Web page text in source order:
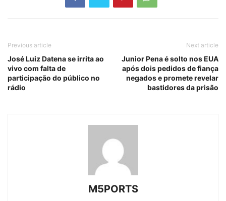
Previous article
José Luiz Datena se irrita ao
vivo com falta de
participação do público no
rádio
Next article
Junior Pena é solto nos EUA
após dois pedidos de fiança
negados e promete revelar
bastidores da prisão
M5PORTS